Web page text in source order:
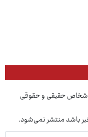
اشخاص حقیقی و حقوقی
خبر باشد منتشر نمی‌شود.